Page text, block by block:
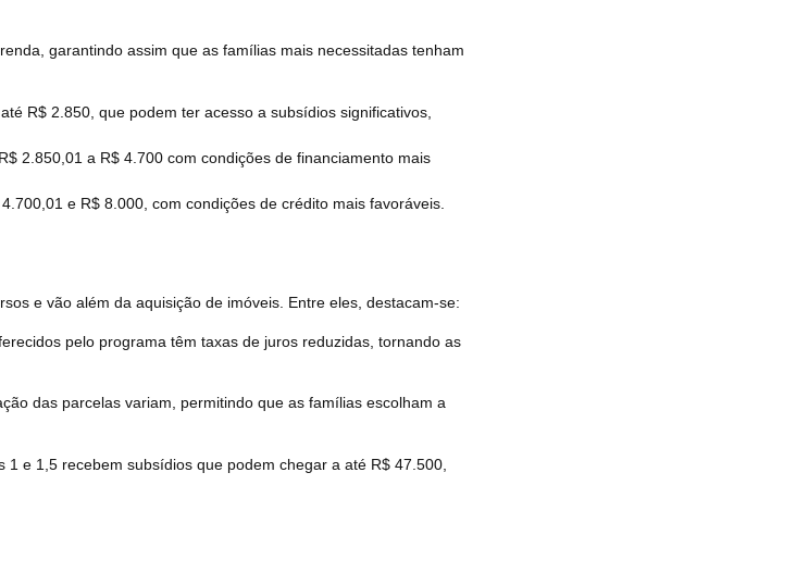
garantindo assim que as famílias mais necessitadas tenham
R$ 2.850, que podem ter acesso a subsídios significativos,
2.850,01 a R$ 4.700 com condições de financiamento mais
e R$ 8.000, com condições de crédito mais favoráveis.
e vão além da aquisição de imóveis. Entre eles, destacam-se:
pelo programa têm taxas de juros reduzidas, tornando as
das parcelas variam, permitindo que as famílias escolham a
e 1,5 recebem subsídios que podem chegar a até R$ 47.500,